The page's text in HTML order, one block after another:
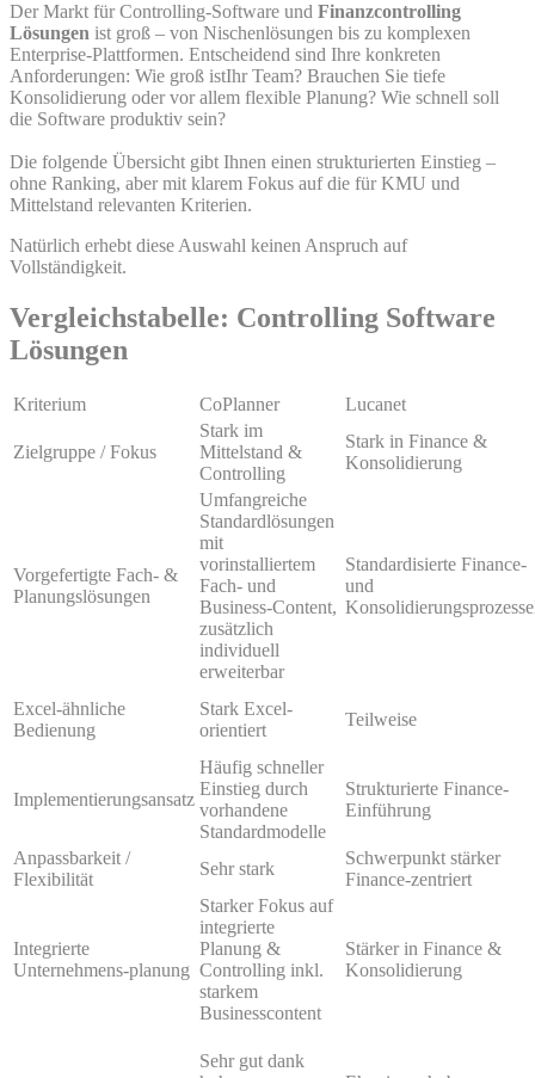
Der Markt für Controlling-Software und Finanzcontrolling
Lösungen ist groß – von Nischenlösungen bis zu komplexen
Enterprise-Plattformen. Entscheidend sind Ihre konkreten
Anforderungen: Wie groß istIhr Team? Brauchen Sie tiefe
Konsolidierung oder vor allem flexible Planung? Wie schnell soll
die Software produktiv sein?
Die folgende Übersicht gibt Ihnen einen strukturierten Einstieg –
ohne Ranking, aber mit klarem Fokus auf die für KMU und
Mittelstand relevanten Kriterien.
Natürlich erhebt diese Auswahl keinen Anspruch auf
Vollständigkeit.
Vergleichstabelle: Controlling Software
Lösungen
Kriterium CoPlanner Lucanet
Zielgruppe / Fokus
Stark im
Mittelstand &
Controlling
Stark in Finance &
Konsolidierung
Vorgefertigte Fach- &
Planungslösungen
Umfangreiche
Standardlösungen
mit
vorinstalliertem
Fach- und
Business-Content,
zusätzlich
individuell
erweiterbar
Standardisierte Finance-
und
Excel-ähnliche
Bedienung
Stark Excel-
orientiert
Teilweise
Implementierungsansatz
Häufig schneller
Einstieg durch
vorhandene
Standardmodelle
Strukturierte Finance-
Einführung
Anpassbarkeit /
Flexibilität
Sehr stark
Schwerpunkt stärker
Finance-zentriert
Integrierte
Unternehmens-planung
Starker Fokus auf
integrierte
Planung &
Controlling inkl.
starkem
Businesscontent
Stärker in Finance &
Konsolidierung
Sehr gut dank